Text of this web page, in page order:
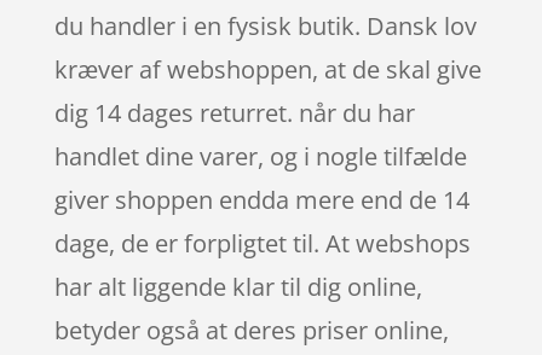
du handler i en fysisk butik. Dansk lov
kræver af webshoppen, at de skal give
dig 14 dages returret. når du har
handlet dine varer, og i nogle tilfælde
giver shoppen endda mere end de 14
dage, de er forpligtet til. At webshops
har alt liggende klar til dig online,
betyder også at deres priser online,